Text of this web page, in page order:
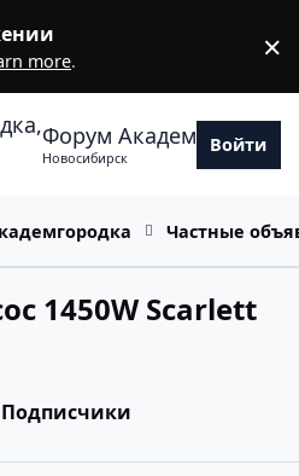
more. ×
Форум Академгородка
Новосибирск
Войти
Частные
1450W Scarlett
Подписчики